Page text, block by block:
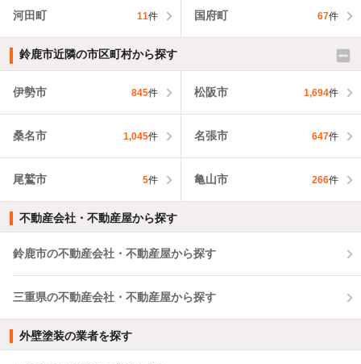
河田町 11件 国府町 67件
鈴鹿市近隣の市区町村から探す
伊勢市 845件 松阪市 1,694件
桑名市 1,045件 名張市 647件
尾鷲市 5件 亀山市 266件
不動産会社・不動産屋から探す
鈴鹿市の不動産会社・不動産屋から探す
三重県の不動産会社・不動産屋から探す
外壁塗装の業者を探す